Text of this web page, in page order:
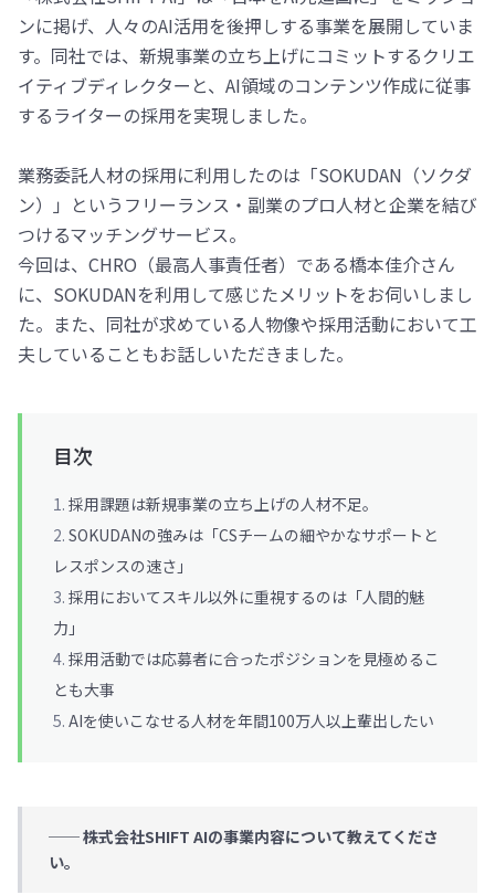
ンに掲げ、人々のAI活用を後押しする事業を展開していま
す。同社では、新規事業の立ち上げにコミットするクリエ
イティブディレクターと、AI領域のコンテンツ作成に従事
するライターの採用を実現しました。
業務委託人材の採用に利用したのは「SOKUDAN（ソクダ
ン）」というフリーランス・副業のプロ人材と企業を結び
つけるマッチングサービス。
今回は、CHRO（最高人事責任者）である橋本佳介さん
に、SOKUDANを利用して感じたメリットをお伺いしまし
た。また、同社が求めている人物像や採用活動において工
夫していることもお話しいただきました。
目次
採用課題は新規事業の立ち上げの人材不足。
SOKUDANの強みは「CSチームの細やかなサポートと
レスポンスの速さ」
採用においてスキル以外に重視するのは「人間的魅
力」
採用活動では応募者に合ったポジションを見極めるこ
とも大事
AIを使いこなせる人材を年間100万人以上輩出したい
── 株式会社SHIFT AIの事業内容について教えてくださ
い。